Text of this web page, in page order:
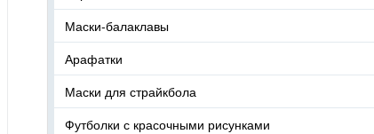
Маски-балаклавы
Арафатки
Маски для страйкбола
Футболки с красочными рисунками